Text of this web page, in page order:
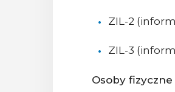
ZIL-2
ZIL-3
Osoby fizyczne